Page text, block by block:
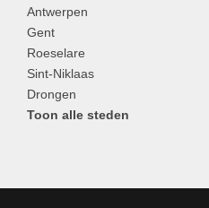
Antwerpen
Gent
Roeselare
Sint-Niklaas
Drongen
Toon alle steden